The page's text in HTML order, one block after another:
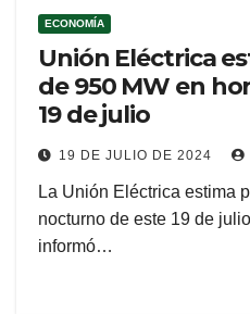
ECONOMÍA
Unión Eléctrica
de 950 MW en
19 de julio
19 DE JULIO DE 2024
La Unión Eléctrica estima
nocturno de este 19 de
informó…